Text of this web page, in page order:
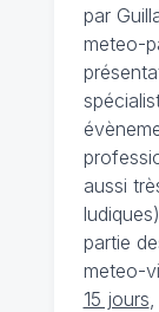
par
meteo-
aussi
partie
meteo-
15 jours